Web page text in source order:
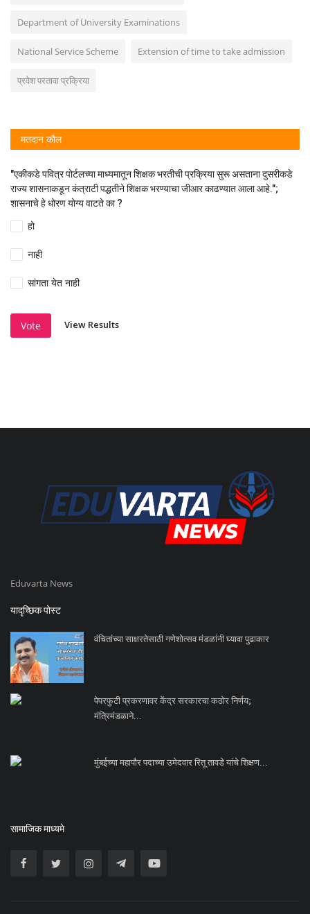
Department of University Examinations
National Service Scheme Extension of time to take admission
प्रवेश परतावा प्रक्रिया
मतदान कौल
"एकीकडे पवित्र पोर्टलच्या माध्यमातून शिक्षक भरतीची प्रक्रिया सुरू असताना दुसरीकडे
राज्य शासनाकडून कंत्राटी पद्धतीने शिक्षक भरण्याचा जीआर काढण्यात आला आहे.";
शासनाचे हे धोरण योग्य वाटते का ?
हो
नाही
सांगता येत नाही
Vote View Results
Eduvarta News
यादृच्छिक पोस्ट
वंचितांच्या साक्षरतेसाठी गणेशोत्सव मंडळांनी घ्यावा पुढाकार
पेपरफुटी प्रकरणावर केंद्र सरकारचा कठोर निर्णय;
मंत्रिमंडळाने...
मुंबईच्या महापौर पदाच्या उमेदवार रितू तावडे यांचे शिक्षण...
सामाजिक माध्यमे